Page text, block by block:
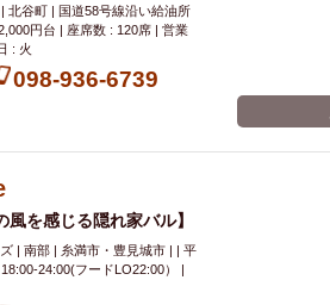
烹 女性専用トイレあり
炭火焼
動物カフェ＆バー
イタリアン
しゃぶしゃぶ パクチー 炉端焼き
つけ麺 日本そば
ック プレミアムフライデー
北谷町 | 国道58号線沿い給油所
円台 | 座席数 : 120席 | 営業
: 火
098-936-6739
風を感じる隠れ家バル】
| 南部 | 糸満市・豊見城市 | | 平
24:00(フードLO22:00） |